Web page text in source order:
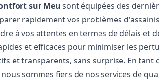
sur Meu sont équipées des
rapidement vos problèmes
à vos attentes en termes de délais et
et efficaces pour minimiser les
et transparents, sans surprise. En tant
nous sommes fiers de nos services de